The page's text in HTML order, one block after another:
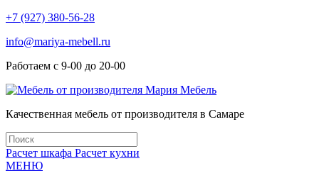
+7 (927) 380-56-28
info@mariya-mebell.ru
Работаем с 9-00 до 20-00
Качественная мебель от производителя в Самаре
Расчет шкафа Расчет кухни
МЕНЮ